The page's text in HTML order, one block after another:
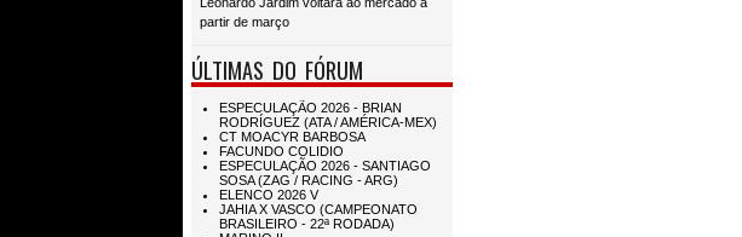
Leonardo Jardim voltará ao mercado a
partir de março
ÚLTIMAS DO FÓRUM